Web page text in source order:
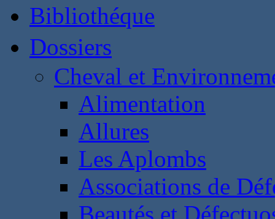
Bibliothéque
Dossiers
Cheval et
Alimentation
Allures
Les Aplombs
Associations de
Beautés et